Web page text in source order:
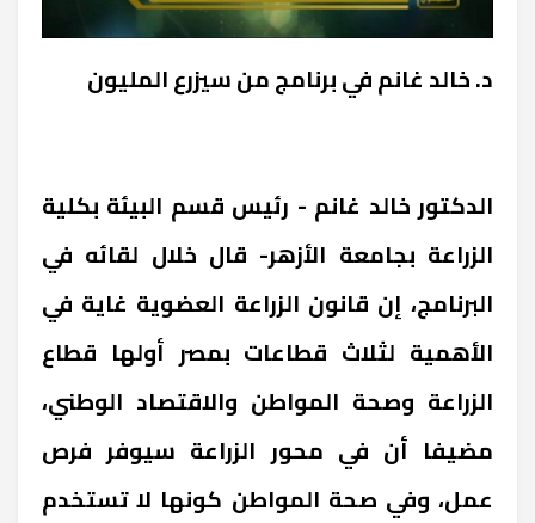
د. خالد غانم في برنامج من سيزرع المليون
الدكتور خالد غانم - رئيس قسم البيئة بكلية
الزراعة بجامعة الأزهر- قال خلال لقائه في
البرنامج، إن قانون الزراعة العضوية غاية في
الأهمية لثلاث قطاعات بمصر أولها قطاع
الزراعة وصحة المواطن والاقتصاد الوطني،
مضيفا أن في محور الزراعة سيوفر فرص
عمل، وفي صحة المواطن كونها لا تستخدم